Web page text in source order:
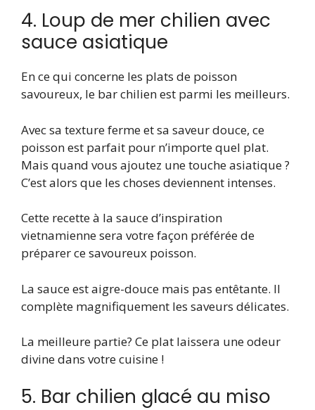
4. Loup de mer chilien avec
sauce asiatique
En ce qui concerne les plats de poisson
savoureux, le bar chilien est parmi les meilleurs.
Avec sa texture ferme et sa saveur douce, ce
poisson est parfait pour n’importe quel plat.
Mais quand vous ajoutez une touche asiatique ?
C’est alors que les choses deviennent intenses.
Cette recette à la sauce d’inspiration
vietnamienne sera votre façon préférée de
préparer ce savoureux poisson.
La sauce est aigre-douce mais pas entêtante. Il
complète magnifiquement les saveurs délicates.
La meilleure partie? Ce plat laissera une odeur
divine dans votre cuisine !
5. Bar chilien glacé au miso